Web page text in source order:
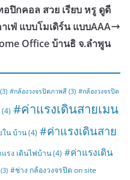
ปิกคอล สวย เรียบ หรู ดูดี
เฟ่ แบบโมเดิร์น แบบAAA
Office บ้านธิ จ.ลำพูน
(3) #กล้องวงจรปิดภาพสี (3) #กล้องวงจรปิด
(4) #ค่าแรงเดินสายเมน
ใน บ้าน(4) #ค่าแรงเดินสาย
รง เดินไฟบ้าน(4) #ค่าแรงเดิน
(3) #ช่าง กล้องวงจรปิด on site